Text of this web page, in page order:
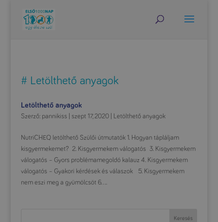
# Letölthető anyagok
Letölthető anyagok
Szerző: pannikiss szept 17, 2020| Letölthető anyagok
NutriCHEQ letölthető Szülői útmutatók 1. Hogyan tápláljam
kisgyermekemet? 2. Kisgyermekem válogatós 3. Kisgyermekem
válogatós – Gyors problémamegoldó kalauz 4. Kisgyermekem
válogatós – Gyakori kérdések és válaszok 5. Kisgyermekem
nem eszi meg a gyümölcsöt 6....